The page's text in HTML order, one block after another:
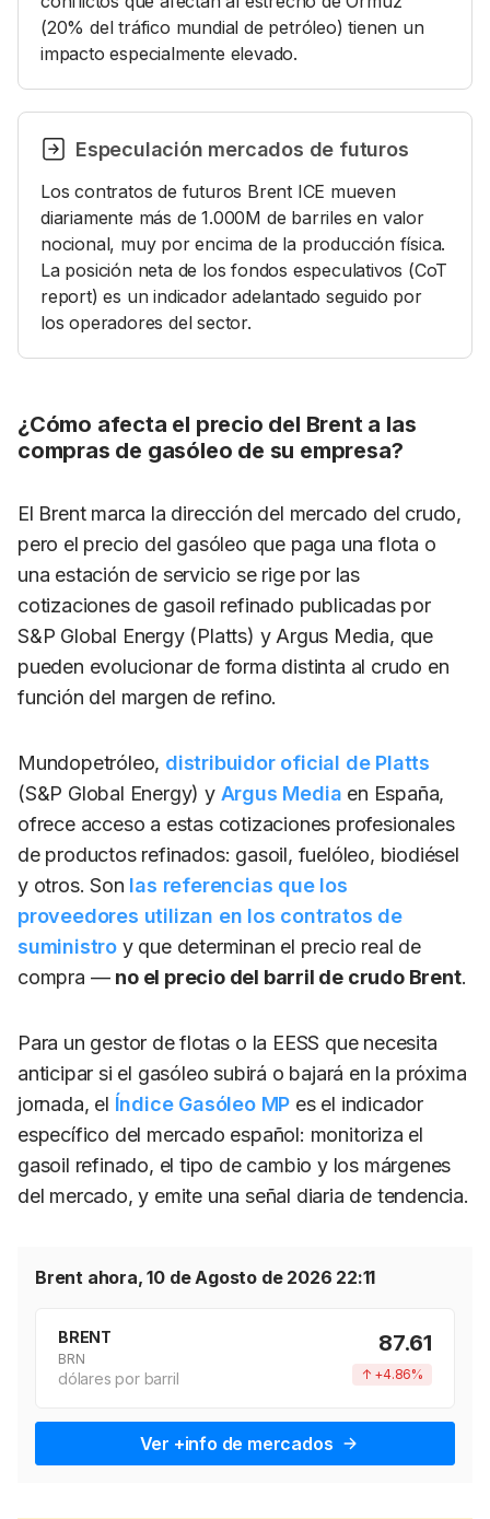
(20% del tráfico mundial de petróleo) tienen un
impacto especialmente elevado.
Especulación mercados de futuros
Los contratos de futuros Brent ICE mueven
diariamente más de 1.000M de barriles en valor
nocional, muy por encima de la producción física.
La posición neta de los fondos especulativos (CoT
report) es un indicador adelantado seguido por
los operadores del sector.
¿Cómo afecta el precio del Brent a las
compras de gasóleo de su empresa?
El Brent marca la dirección del mercado del crudo,
pero el precio del gasóleo que paga una flota o
una estación de servicio se rige por las
cotizaciones de gasoil refinado publicadas por
S&P Global Energy (Platts) y Argus Media, que
pueden evolucionar de forma distinta al crudo en
función del margen de refino.
Mundopetróleo, distribuidor oficial de Platts
(S&P Global Energy) y Argus Media en España,
ofrece acceso a estas cotizaciones profesionales
de productos refinados: gasoil, fuelóleo, biodiésel
y otros. Son las referencias que los
proveedores utilizan en los contratos de
suministro y que determinan el precio real de
compra — no el precio del barril de crudo Brent.
Para un gestor de flotas o la EESS que necesita
anticipar si el gasóleo subirá o bajará en la próxima
jornada, el Índice Gasóleo MP es el indicador
específico del mercado español: monitoriza el
gasoil refinado, el tipo de cambio y los márgenes
del mercado, y emite una señal diaria de tendencia.
Brent ahora,10 de Agosto de 2026 22:11
BRENT
BRN
dólares por barril
87.61
↑ +4.86%
Ver +info de mercados